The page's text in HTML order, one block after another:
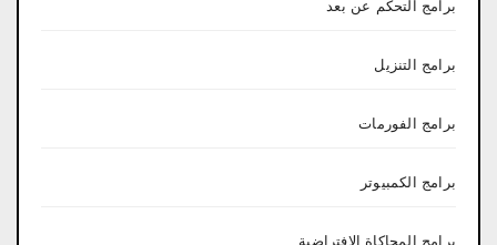
برامج التحكم عن بعد
برامج التنزيل
برامج الفورمات
برامج الكمبيوتر
برامج المحاكاة الافتراضية